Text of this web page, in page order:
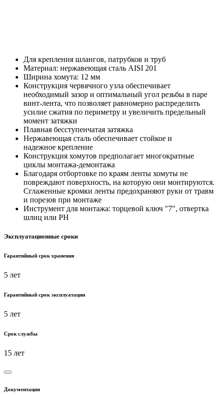
Для крепления шлангов, патрубков и труб
Материал: нержавеющая сталь AISI 201
Ширина хомута: 12 мм
Конструкция червячного узла обеспечивает
необходимый зазор и оптимальный угол резьбы в паре
винт-лента, что позволяет равномерно распределить
усилие сжатия по периметру и увеличить предельный
момент затяжки
Плавная бесступенчатая затяжка
Нержавеющая сталь обеспечивает стойкое и
надежное крепление
Конструкция хомутов предполагает многократные
циклы монтажа-демонтажа
Благодаря отбортовке по краям ленты хомуты не
повреждают поверхность, на которую они монтируются.
Сглаженные кромки ленты предохраняют руки от травм
и порезов при монтаже
Инструмент для монтажа: торцевой ключ "7", отвертка
шлиц или PH
Эксплуатационные сроки
Гарантийный срок хранения
5 лет
Гарантийный срок эксплуатации
5 лет
Срок службы
15 лет
Документация